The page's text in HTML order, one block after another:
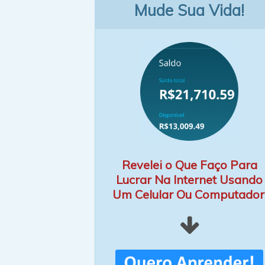
Mude Sua Vida!
Revelei o Que Faço Para
Lucrar Na Internet Usando
Um Celular Ou